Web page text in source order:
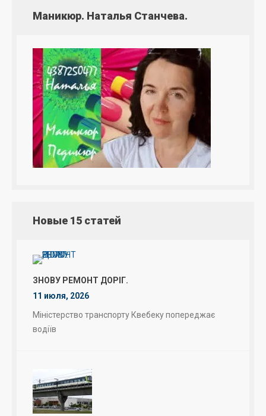
Маникюр. Наталья Станчева.
Новые 15 статей
ЗНОВУ РЕМОНТ ДОРІГ.
11 июля, 2026
Міністерство транспорту Квебеку попереджає
водіїв